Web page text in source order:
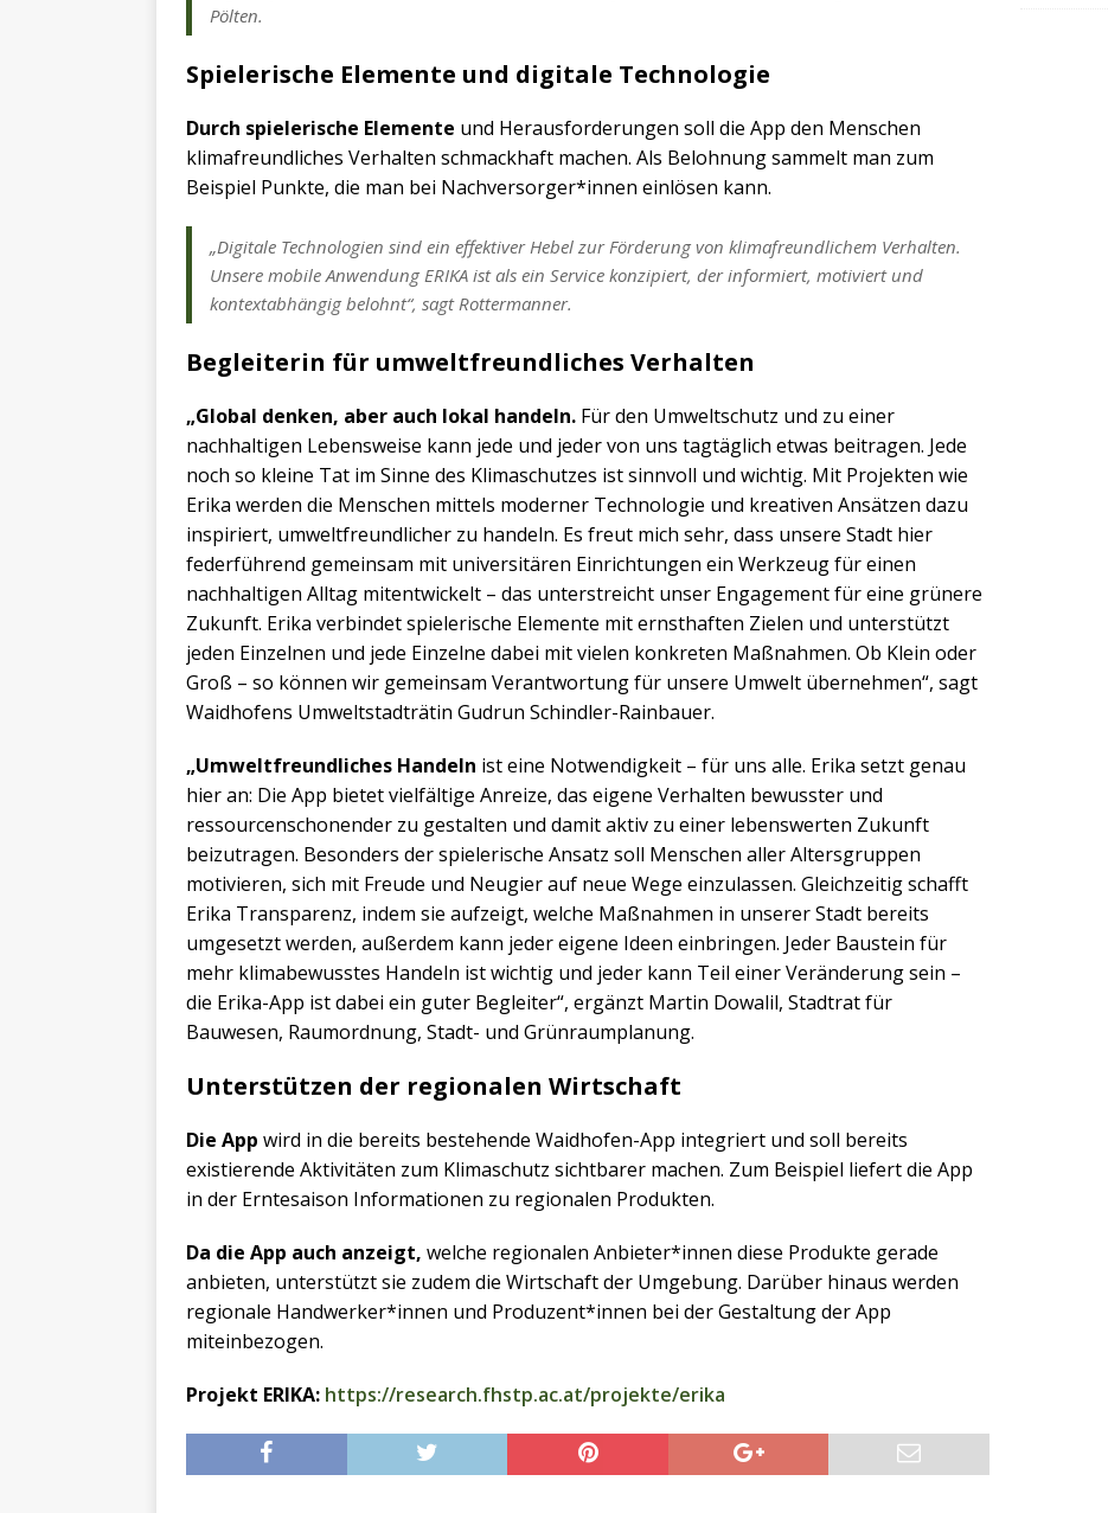
Pölten.
Spielerische Elemente und digitale Technologie
Durch spielerische Elemente und Herausforderungen soll die App den Menschen
klimafreundliches Verhalten schmackhaft machen. Als Belohnung sammelt man zum
Beispiel Punkte, die man bei Nachversorger*innen einlösen kann.
„Digitale Technologien sind ein effektiver Hebel zur Förderung von klimafreundlichem Verhalten.
Unsere mobile Anwendung ERIKA ist als ein Service konzipiert, der informiert, motiviert und
kontextabhängig belohnt“, sagt Rottermanner.
Begleiterin für umweltfreundliches Verhalten
„Global denken, aber auch lokal handeln. Für den Umweltschutz und zu einer
nachhaltigen Lebensweise kann jede und jeder von uns tagtäglich etwas beitragen. Jede
noch so kleine Tat im Sinne des Klimaschutzes ist sinnvoll und wichtig. Mit Projekten wie
Erika werden die Menschen mittels moderner Technologie und kreativen Ansätzen dazu
inspiriert, umweltfreundlicher zu handeln. Es freut mich sehr, dass unsere Stadt hier
federführend gemeinsam mit universitären Einrichtungen ein Werkzeug für einen
nachhaltigen Alltag mitentwickelt – das unterstreicht unser Engagement für eine grünere
Zukunft. Erika verbindet spielerische Elemente mit ernsthaften Zielen und unterstützt
jeden Einzelnen und jede Einzelne dabei mit vielen konkreten Maßnahmen. Ob Klein oder
Groß – so können wir gemeinsam Verantwortung für unsere Umwelt übernehmen“, sagt
Waidhofens Umweltstadträtin Gudrun Schindler-Rainbauer.
„Umweltfreundliches Handeln ist eine Notwendigkeit – für uns alle. Erika setzt genau
hier an: Die App bietet vielfältige Anreize, das eigene Verhalten bewusster und
ressourcenschonender zu gestalten und damit aktiv zu einer lebenswerten Zukunft
beizutragen. Besonders der spielerische Ansatz soll Menschen aller Altersgruppen
motivieren, sich mit Freude und Neugier auf neue Wege einzulassen. Gleichzeitig schafft
Erika Transparenz, indem sie aufzeigt, welche Maßnahmen in unserer Stadt bereits
umgesetzt werden, außerdem kann jeder eigene Ideen einbringen. Jeder Baustein für
mehr klimabewusstes Handeln ist wichtig und jeder kann Teil einer Veränderung sein –
die Erika-App ist dabei ein guter Begleiter“, ergänzt Martin Dowalil, Stadtrat für
Bauwesen, Raumordnung, Stadt- und Grünraumplanung.
Unterstützen der regionalen Wirtschaft
Die App wird in die bereits bestehende Waidhofen-App integriert und soll bereits
existierende Aktivitäten zum Klimaschutz sichtbarer machen. Zum Beispiel liefert die App
in der Erntesaison Informationen zu regionalen Produkten.
Da die App auch anzeigt, welche regionalen Anbieter*innen diese Produkte gerade
anbieten, unterstützt sie zudem die Wirtschaft der Umgebung. Darüber hinaus werden
regionale Handwerker*innen und Produzent*innen bei der Gestaltung der App
miteinbezogen.
Projekt ERIKA: https://research.fhstp.ac.at/projekte/erika